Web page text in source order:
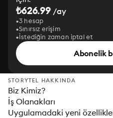
₺626.99 /ay
3 hesap
Sınırsız erişim
İstediğin zaman iptal et
Abonelik
STORYTEL HAKKINDA
Biz Kimiz?
İş Olanakları
Uygulamadaki yeni